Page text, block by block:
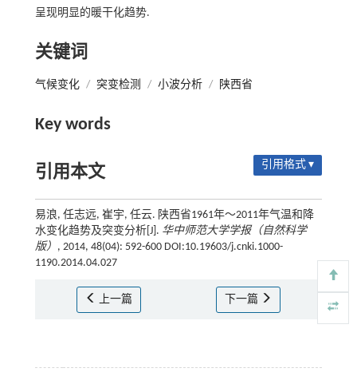
呈现明显的暖干化趋势.
关键词
气候变化 / 突变检测 / 小波分析 / 陕西省
Key words
引用本文 引用格式 ▾
易浪, 任志远, 崔宇, 任云. 陕西省1961年～2011年气温和降
水变化趋势及突变分析[J]. 华中师范大学学报（自然科学
版） , 2014, 48(04): 592-600 DOI:10.19603/j.cnki.1000-
1190.2014.04.027
上一篇 下一篇